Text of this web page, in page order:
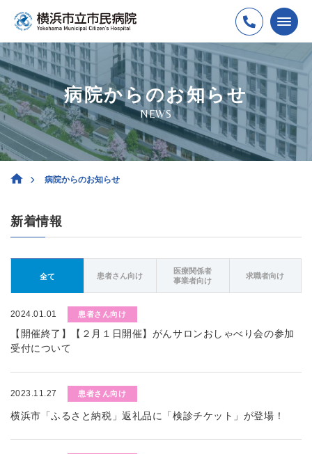
病院からのお知らせ
NEWS
病院からのお知らせ
新着情報
全て 患者さん向け
医療関係者
事業者向け
求職者向け
2024.01.01 患者さん向け
【開催終了】【２月１日開催】がんサロンおしゃべり会の参加
受付について
2023.11.27 患者さん向け
横浜市「ふるさと納税」返礼品に「検診チケット」が登場！